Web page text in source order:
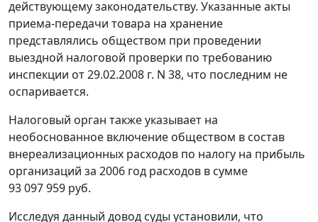
действующему законодательству. Указанные акты
приема-передачи товара на хранение
представлялись обществом при проведении
выездной налоговой проверки по требованию
инспекции от 29.02.2008 г. N 38, что последним не
оспаривается.
Налоговый орган также указывает на
необоснованное включение обществом в состав
внереализационных расходов по налогу на прибыль
организаций за 2006 год расходов в сумме
93 097 959 руб.
Исследуя данный довод суды установили, что